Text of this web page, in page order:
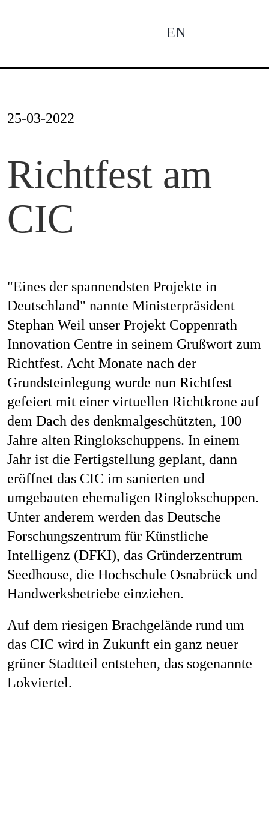
EN
25-03-2022
Richtfest am
CIC
"Eines der spannendsten Projekte in
Deutschland" nannte Ministerpräsident
Stephan Weil unser Projekt Coppenrath
Innovation Centre in seinem Grußwort zum
Richtfest. Acht Monate nach der
Grundsteinlegung wurde nun Richtfest
gefeiert mit einer virtuellen Richtkrone auf
dem Dach des denkmalgeschützten, 100
Jahre alten Ringlokschuppens. In einem
Jahr ist die Fertigstellung geplant, dann
eröffnet das CIC im sanierten und
umgebauten ehemaligen Ringlokschuppen.
Unter anderem werden das Deutsche
Forschungszentrum für Künstliche
Intelligenz (DFKI), das Gründerzentrum
Seedhouse, die Hochschule Osnabrück und
Handwerksbetriebe einziehen.
Auf dem riesigen Brachgelände rund um
das CIC wird in Zukunft ein ganz neuer
grüner Stadtteil entstehen, das sogenannte
Lokviertel.